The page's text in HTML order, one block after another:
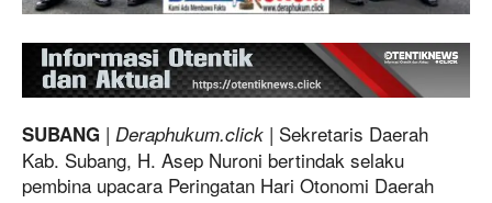
SUBANG | Deraphukum.click | Sekretaris Daerah
Kab. Subang, H. Asep Nuroni bertindak selaku
pembina upacara Peringatan Hari Otonomi Daerah